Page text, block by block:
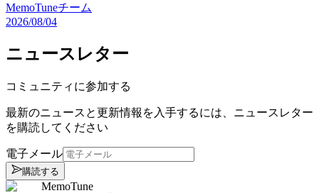
MemoTuneチーム
2026/08/04
ニュースレター
コミュニティに参加する
最新のニュースと更新情報を入手するには、ニュースレター
を購読してください
電子メール
購読する
MemoTune